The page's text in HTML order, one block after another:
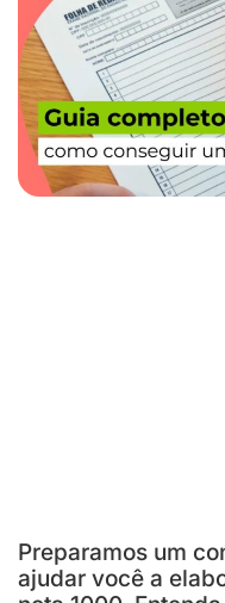
Preparamos um
ajudar você a